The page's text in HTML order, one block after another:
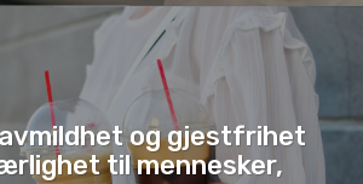
og gjestfrihet
til mennesker,